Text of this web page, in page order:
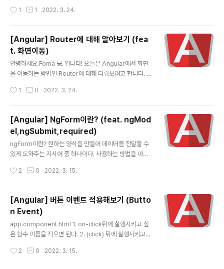
앵귤러에서는 머터리얼 디자인된 UI 컴포넌트들을 제공합
하는 방법과 API를 확인할 수 있습니다. Angular Materi
al UI component infrastructure and Material Des
ign components for Angular web applications.
material.angular.io 터미널에 angular material을 설
치해 줍니다. ng add @angular/material 설치가 완료
1 1 2022. 3. 24.
[Angular] Router에 대해 알아보기 (fea
t. 화면이동)
안녕하세요 Foma 💻 입니다! 오늘은 Angular에서 화면
을 이동하는 방법인 Router에 대해 다뤄보려고 합니다. 바
d you like to Angular routing?(너 앵귤러 라우팅 사용
er(회원가입) 화면을 만들어 줍니다. ng g c pages/regi
ster app-routing.modules.ts Routes에 원하는 en
dPoint와 component(화면)들을 세팅해줍니다. const
routes: Routes = [ { path: 'login', component: Lo
1 0 2022. 3. 24.
[Angular] NgForm이란? (feat. ngMod
el,ngSubmit,required)
ngForm이란? 원하는 양식을 만들어 데이터를 전달할 수
있게 도와주는 지시어 중 하나이다. 사용하는 방법을 아래
에 정보를 기입하고 해당 정보(데이터)를 제출할 때 사용된
용한다. ngModel은 FormControl의 일종으로 데이터
를 바인딩할 때 사용하는 지시어다. app.module.ts ngF
orm은 FormsModule에 포함되어 있는 지시어이므로 F
ormsModule을 추가해줘야 한다. @NgModule({ de
Module, F..
2 0 2022. 3. 15.
[Angular] 버튼 이벤트 적용해보기 (Butto
n Event)
app.component.html 1. on-click뒤에 실행시키고 싶
은 함수 이름을 적으면 된다. 2. (click) 뒤에 실행시키고
켜보기 app.component.ts 간단하게 알러트 창에 인사
2 0 2022. 3. 15.